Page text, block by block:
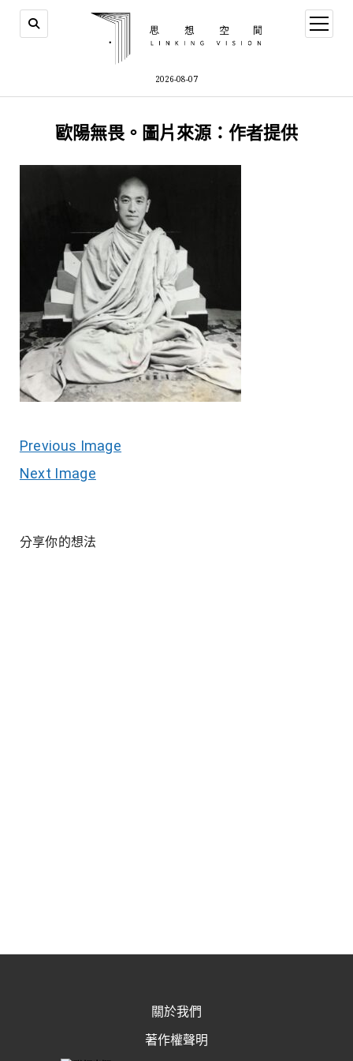
2026-08-07
open
menu
歐陽無畏。圖片來源：作者提供
Previous Image
Next Image
分享你的想法
關於我們
著作權聲明